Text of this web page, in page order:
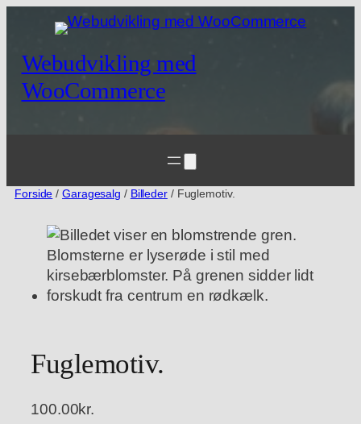
indhold
Webudvikling med
WooCommerce
Forside /Garagesalg / Billeder/ Fuglemotiv.
Fuglemotiv.
100.00kr.